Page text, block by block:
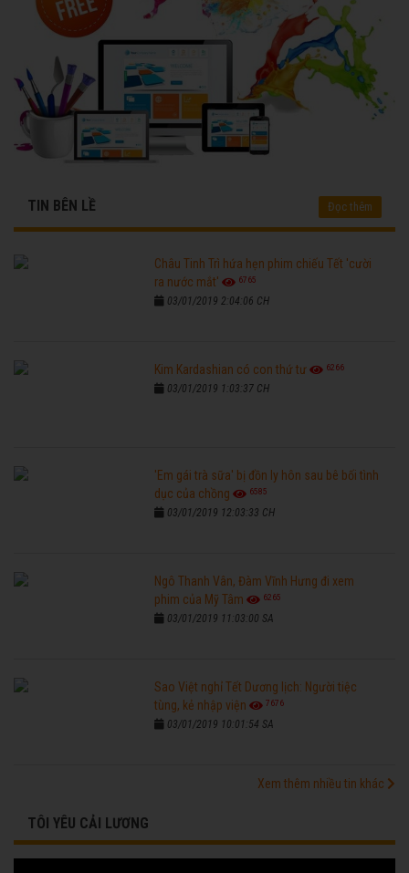
TIN BÊN LỀ Đọc thêm
Châu Tinh Trì hứa hẹn phim chiếu Tết 'cười
ra nước mắt'
6765
03/01/2019 2:04:06 CH
Kim Kardashian có con thứ tư 6266
03/01/2019 1:03:37 CH
'Em gái trà sữa' bị đồn ly hôn sau bê bối tình
dục của chồng
6585
03/01/2019 12:03:33 CH
Ngô Thanh Vân, Đàm Vĩnh Hưng đi xem
phim của Mỹ Tâm
6265
03/01/2019 11:03:00 SA
Sao Việt nghỉ Tết Dương lịch: Người tiệc
tùng, kẻ nhập viện
7676
03/01/2019 10:01:54 SA
Xem thêm nhiều tin khác
TÔI YÊU CẢI LƯƠNG